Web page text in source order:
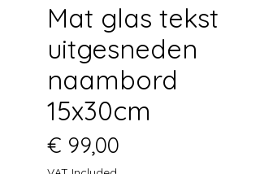
Mat glas tekst
uitgesneden
naambord
15x30cm
€ 99,00